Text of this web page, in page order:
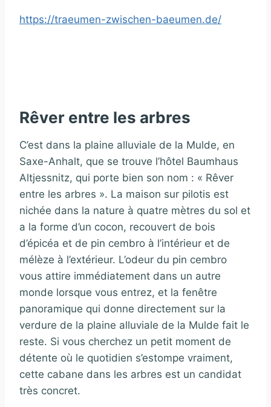
https://traeumen-zwischen-baeumen.de/
Rêver entre les arbres
C’est dans la plaine alluviale de la Mulde, en
Saxe-Anhalt, que se trouve l’hôtel Baumhaus
Altjessnitz, qui porte bien son nom : « Rêver
entre les arbres ». La maison sur pilotis est
nichée dans la nature à quatre mètres du sol et
a la forme d’un cocon, recouvert de bois
d’épicéa et de pin cembro à l’intérieur et de
mélèze à l’extérieur. L’odeur du pin cembro
vous attire immédiatement dans un autre
monde lorsque vous entrez, et la fenêtre
panoramique qui donne directement sur la
verdure de la plaine alluviale de la Mulde fait le
reste. Si vous cherchez un petit moment de
détente où le quotidien s’estompe vraiment,
cette cabane dans les arbres est un candidat
très concret.